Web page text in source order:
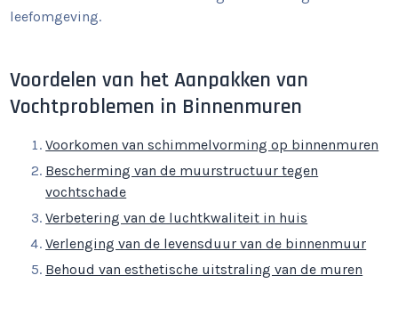
leefomgeving.
Voordelen van het Aanpakken van
Vochtproblemen in Binnenmuren
Voorkomen van schimmelvorming op binnenmuren
Bescherming van de muurstructuur tegen
vochtschade
Verbetering van de luchtkwaliteit in huis
Verlenging van de levensduur van de binnenmuur
Behoud van esthetische uitstraling van de muren